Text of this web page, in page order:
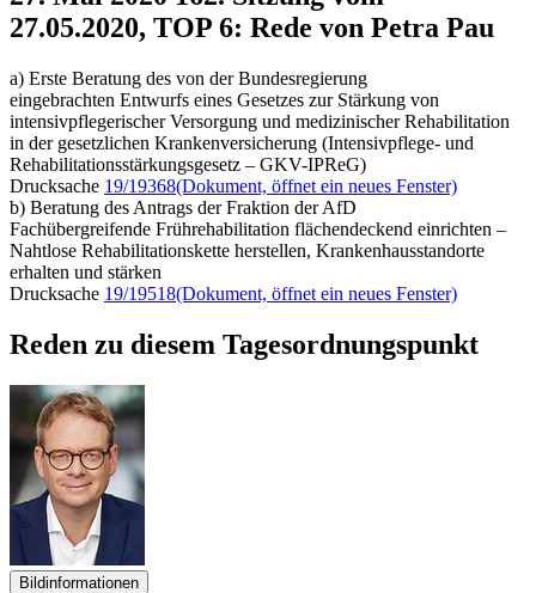
27.05.2020, TOP 6: Rede von Petra Pau
a) Erste Beratung des von der Bundesregierung
eingebrachten Entwurfs eines Gesetzes zur Stärkung von
intensivpflegerischer Versorgung und medizinischer Rehabilitation
in der gesetzlichen Krankenversicherung (Intensivpflege- und
Rehabilitationsstärkungsgesetz – GKV-IPReG)
Drucksache 19/19368(Dokument, öffnet ein neues Fenster)
b) Beratung des Antrags der Fraktion der AfD
Fachübergreifende Frührehabilitation flächendeckend einrichten –
Nahtlose Rehabilitationskette herstellen, Krankenhausstandorte
erhalten und stärken
Drucksache 19/19518(Dokument, öffnet ein neues Fenster)
Reden zu diesem Tagesordnungspunkt
Bildinformationen